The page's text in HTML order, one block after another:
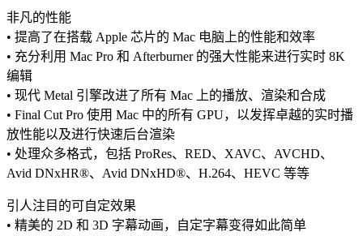
非凡的性能
• 提高了在搭载 Apple 芯片的 Mac 电脑上的性能和效率
• 充分利用 Mac Pro 和 Afterburner 的强大性能来进行实时 8K
编辑
• 现代 Metal 引擎改进了所有 Mac 上的播放、渲染和合成
• Final Cut Pro 使用 Mac 中的所有 GPU，以发挥卓越的实时播
放性能以及进行快速后台渲染
• 处理众多格式，包括 ProRes、RED、XAVC、AVCHD、
Avid DNxHR®、Avid DNxHD®、H.264、HEVC 等等
引人注目的可自定效果
• 精美的 2D 和 3D 字幕动画，自定字幕变得如此简单